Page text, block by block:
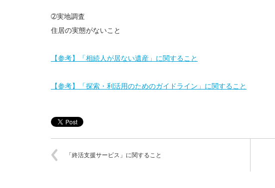
➁実地調査
住居の実態がないこと
【参考】「相続人が居ない遺産」に関すること
【参考】「探索・利活用のためのガイドライン」に関すること
「終活支援サービス」に関すること